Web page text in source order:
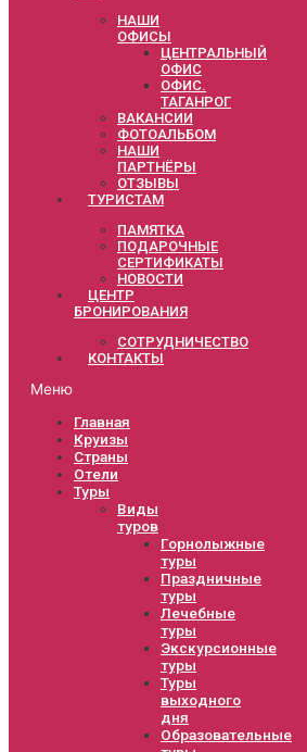
НАШИ
ОФИСЫ
ЦЕНТРАЛЬНЫЙ
ОФИС
ОФИС.
ТАГАНРОГ
ВАКАНСИИ
ФОТОАЛЬБОМ
НАШИ
ПАРТНЁРЫ
ОТЗЫВЫ
ТУРИСТАМ
ПАМЯТКА
ПОДАРОЧНЫЕ
СЕРТИФИКАТЫ
НОВОСТИ
ЦЕНТР
БРОНИРОВАНИЯ
СОТРУДНИЧЕСТВО
КОНТАКТЫ
Меню
Главная
Круизы
Страны
Отели
Туры
Виды
туров
Горнолыжные
туры
Праздничные
туры
Лечебные
туры
Экскурсионные
туры
Туры
выходного
дня
Образовательные